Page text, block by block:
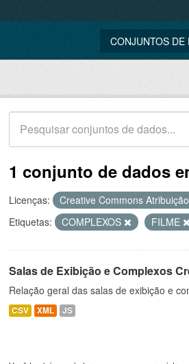
CONJUNTOS DE
1 conjunto de dados
Licenças: Creative Commons Atribuição
Etiquetas:
COMPLEXOS FILME
Salas de Exibição e Complexos
Relação geral das salas de exibição e
CSV XML JS